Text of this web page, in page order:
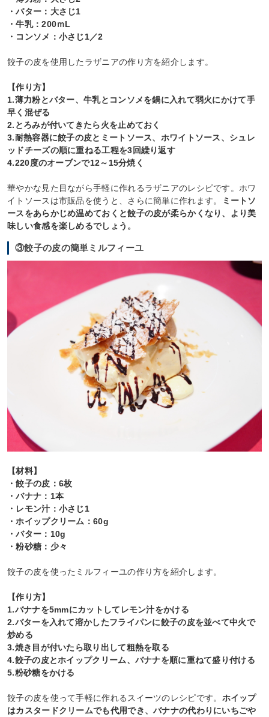
・バター：大さじ1
・牛乳：200ｍL
・コンソメ：小さじ1／2
餃子の皮を使用したラザニアの作り方を紹介します。
【作り方】
1.薄力粉とバター、牛乳とコンソメを鍋に入れて弱火にかけて手
早く混ぜる
2.とろみが付いてきたら火を止めておく
3.耐熱容器に餃子の皮とミートソース、ホワイトソース、シュレ
ッドチーズの順に重ねる工程を3回繰り返す
4.220度のオーブンで12～15分焼く
華やかな見た目ながら手軽に作れるラザニアのレシピです。ホワ
イトソースは市販品を使うと、さらに簡単に作れます。
ミートソ
ースをあらかじめ温めておくと餃子の皮が柔らかくなり、より美
味しい食感を楽しめるでしょう。
③餃子の皮の簡単ミルフィーユ
【材料】
・餃子の皮：6枚
・バナナ：1本
・レモン汁：小さじ1
・ホイップクリーム：60g
・バター：10g
・粉砂糖：少々
餃子の皮を使ったミルフィーユの作り方を紹介します。
【作り方】
1.バナナを5mmにカットしてレモン汁をかける
2.バターを入れて溶かしたフライパンに餃子の皮を並べて中火で
炒める
3.焼き目が付いたら取り出して粗熱を取る
4.餃子の皮とホイップクリーム、バナナを順に重ねて盛り付ける
5.粉砂糖をかける
餃子の皮を使って手軽に作れるスイーツのレシピです。 ホイップ
はカスタードクリームでも代用でき、バナナの代わりにいちごや